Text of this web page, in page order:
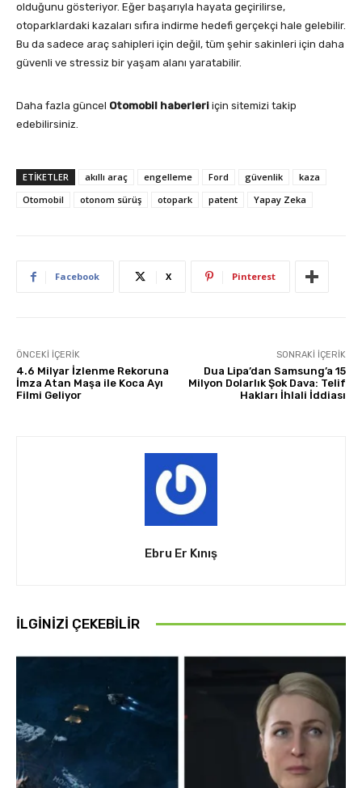
olduğunu gösteriyor. Eğer başarıyla hayata geçirilirse,
otoparklardaki kazaları sıfıra indirme hedefi gerçekçi hale gelebilir.
Bu da sadece araç sahipleri için değil, tüm şehir sakinleri için daha
güvenli ve stressiz bir yaşam alanı yaratabilir.
Daha fazla güncel Otomobil haberleri için sitemizi takip
edebilirsiniz.
ETIKETLER akıllı araç engelleme Ford güvenlik
kaza
Otomobil
otonom sürüş otopark patent Yapay Zeka
Facebook X Pinterest
ÖNCEKI İÇERIK
4.6 Milyar İzlenme Rekoruna
İmza Atan Maşa ile Koca Ayı
Filmi Geliyor
SONRAKI İÇERIK
Dua Lipa’dan Samsung’a 15
Milyon Dolarlık Şok Dava: Telif
Hakları İhlali İddiası
Ebru Er Kınış
İLGINIZI ÇEKEBILIR